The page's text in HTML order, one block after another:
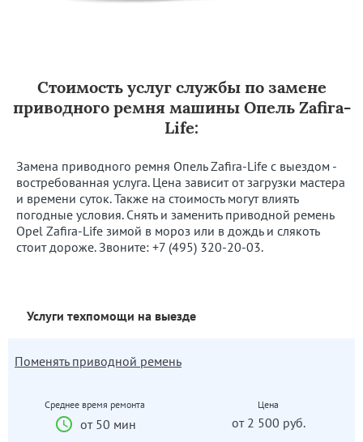
Стоимость услуг службы по замене
приводного ремня машины Опель Zafira-
Life:
Замена приводного ремня Опель Zafira-Life с выездом -
востребованная услуга. Цена зависит от загрузки мастера
и времени суток. Также на стоимость могут влиять
погодные условия. Снять и заменить приводной ремень
Opel Zafira-Life зимой в мороз или в дождь и слякоть
стоит дороже. Звоните: +7 (495) 320-20-03.
Услуги техпомощи на выезде
Поменять приводной ремень
Среднее время ремонта
от 50 мин
Цена
от 2 500 руб.